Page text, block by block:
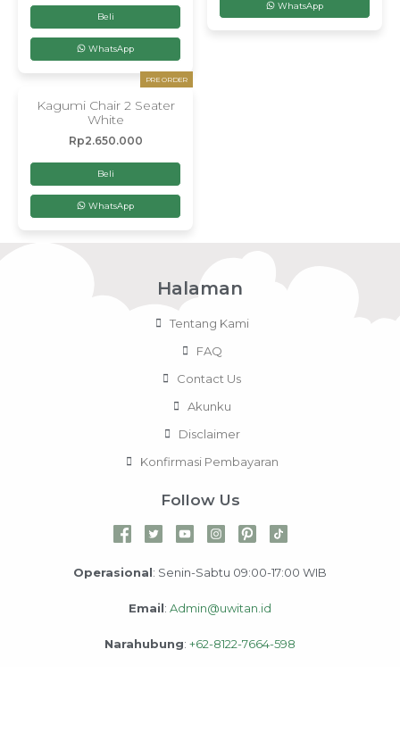
Beli
WhatsApp
WhatsApp
PRE ORDER
Kagumi Chair 2 Seater
White
Rp2.650.000
Beli
WhatsApp
Halaman
Tentang Kami
FAQ
Contact Us
Akunku
Disclaimer
Konfirmasi Pembayaran
Follow Us
Operasional: Senin-Sabtu 09:00-17:00 WIB
Email: Admin@uwitan.id
Narahubung: +62-8122-7664-598